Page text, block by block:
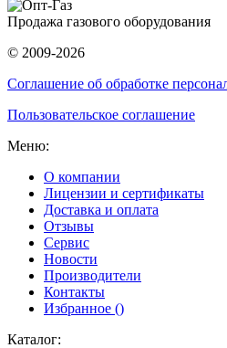
Продажа газового оборудования
© 2009-2026
Соглашение об обработке
Пользовательское соглашение
Меню:
О компании
Лицензии и сертификаты
Доставка и оплата
Отзывы
Сервис
Новости
Производители
Контакты
Избранное ()
Каталог: